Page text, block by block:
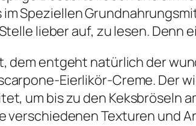
Speziellen
lieber auf, zu lesen. Denn
dem entgeht natürlich der
Eierlikör-Creme. Der
um bis zu den Keksbröseln
verschiedenen Texturen und